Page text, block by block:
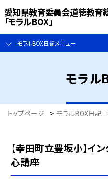
愛知県教育委員会道徳教育
「モラルBOX」
モラルBOX日記メニュー
モラル
トップページ > モラルBOX日記
【幸田町立豊坂小】イ
心講座